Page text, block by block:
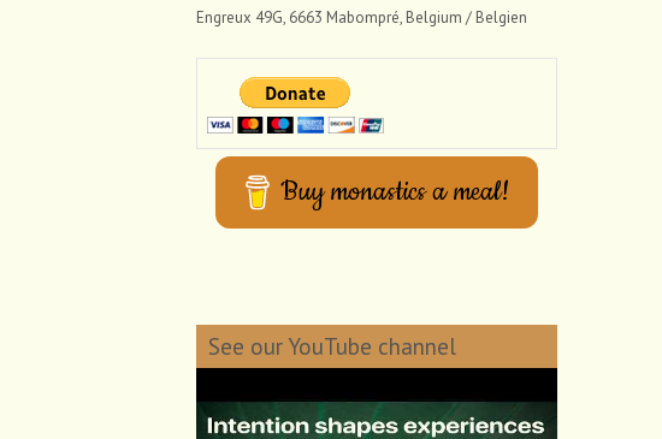
Engreux 49G, 6663 Mabompré, Belgium / Belgien
Buy monastics a meal!
See our YouTube channel